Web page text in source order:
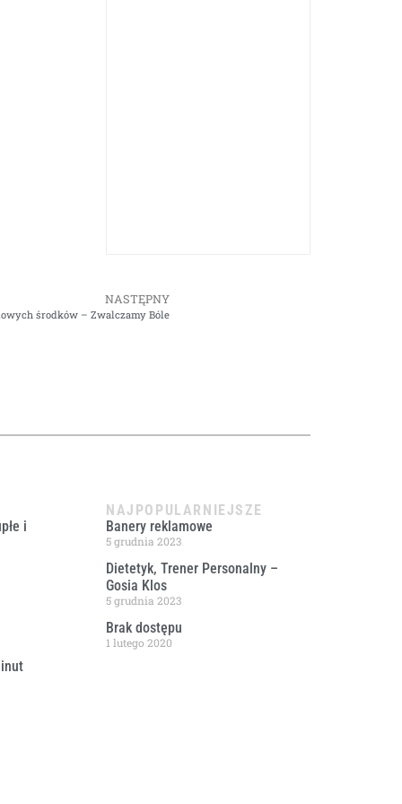
NASTĘPNY
środków – Zwalczamy Bóle
i
NAJPOPULARNIEJSZE
Banery reklamowe
5 grudnia 2023
Dietetyk, Trener Personalny –
Gosia Klos
5 grudnia 2023
Brak dostępu
1 lutego 2020